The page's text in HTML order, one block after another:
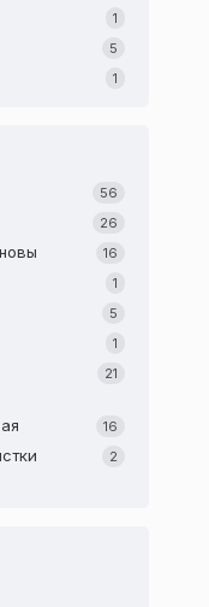
1
5
1
56
26
16
1
5
1
21
16
2